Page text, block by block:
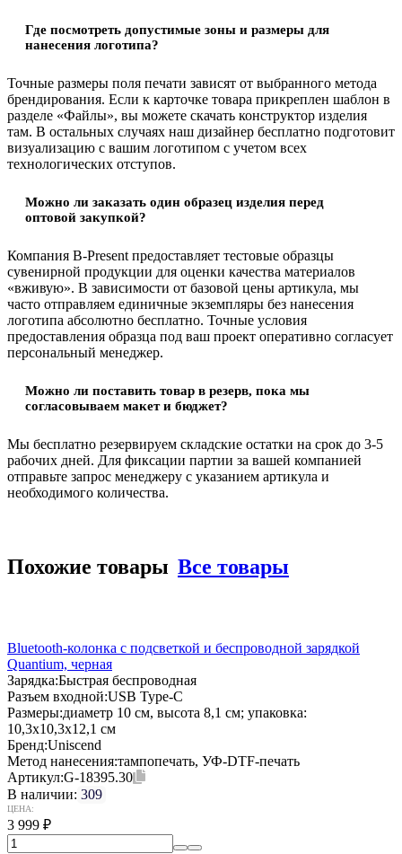
Где посмотреть допустимые зоны и размеры для
нанесения логотипа?
Точные размеры поля печати зависят от выбранного метода
брендирования. Если к карточке товара прикреплен шаблон в
разделе «Файлы», вы можете скачать конструктор изделия
там. В остальных случаях наш дизайнер бесплатно подготовит
визуализацию с вашим логотипом с учетом всех
технологических отступов.
Можно ли заказать один образец изделия перед
оптовой закупкой?
Компания B-Present предоставляет тестовые образцы
сувенирной продукции для оценки качества материалов
«вживую». В зависимости от базовой цены артикула, мы
часто отправляем единичные экземпляры без нанесения
логотипа абсолютно бесплатно. Точные условия
предоставления образца под ваш проект оперативно согласует
персональный менеджер.
Можно ли поставить товар в резерв, пока мы
согласовываем макет и бюджет?
Мы бесплатно резервируем складские остатки на срок до 3-5
рабочих дней. Для фиксации партии за вашей компанией
отправьте запрос менеджеру с указанием артикула и
необходимого количества.
Похожие товары Все товары
Bluetooth-колонка с подсветкой и беспроводной зарядкой
Quantium, черная
Зарядка:Быстрая беспроводная
Разъем входной:USB Type-C
Размеры:диаметр 10 см, высота 8,1 см; упаковка:
10,3x10,3x12,1 см
Бренд:Uniscend
Метод нанесения:тампопечать, УФ-DTF-печать
Артикул:G-18395.30
В наличии: 309
ЦЕНА:
3 999 ₽